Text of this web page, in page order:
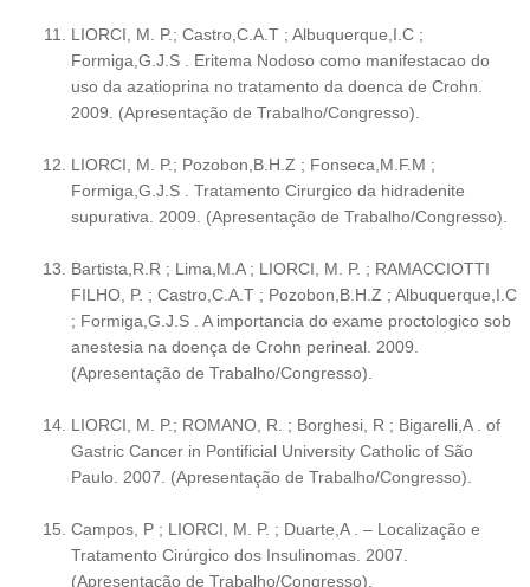
LIORCI, M. P.; Castro,C.A.T ; Albuquerque,I.C ;
Formiga,G.J.S . Eritema Nodoso como manifestacao do
uso da azatioprina no tratamento da doenca de Crohn.
2009. (Apresentação de Trabalho/Congresso).
LIORCI, M. P.; Pozobon,B.H.Z ; Fonseca,M.F.M ;
Formiga,G.J.S . Tratamento Cirurgico da hidradenite
supurativa. 2009. (Apresentação de Trabalho/Congresso).
Bartista,R.R ; Lima,M.A ; LIORCI, M. P. ; RAMACCIOTTI
FILHO, P. ; Castro,C.A.T ; Pozobon,B.H.Z ; Albuquerque,I.C
; Formiga,G.J.S . A importancia do exame proctologico sob
anestesia na doença de Crohn perineal. 2009.
(Apresentação de Trabalho/Congresso).
LIORCI, M. P.; ROMANO, R. ; Borghesi, R ; Bigarelli,A . of
Gastric Cancer in Pontificial University Catholic of São
Paulo. 2007. (Apresentação de Trabalho/Congresso).
Campos, P ; LIORCI, M. P. ; Duarte,A . – Localização e
Tratamento Cirúrgico dos Insulinomas. 2007.
(Apresentação de Trabalho/Congresso).